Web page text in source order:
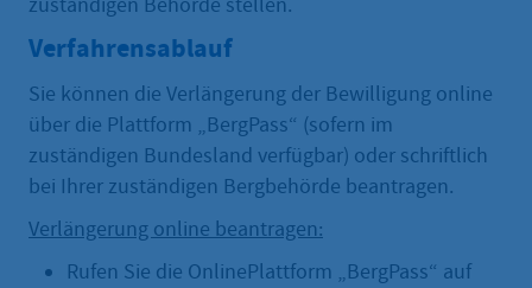
zuständigen Behörde stellen.
Verfahrensablauf
Sie können die Verlängerung der Bewilligung online
über die Plattform „BergPass“ (sofern im
zuständigen Bundesland verfügbar) oder schriftlich
bei Ihrer zuständigen Bergbehörde beantragen.
Verlängerung online beantragen:
Rufen Sie die OnlinePlattform „BergPass“ auf